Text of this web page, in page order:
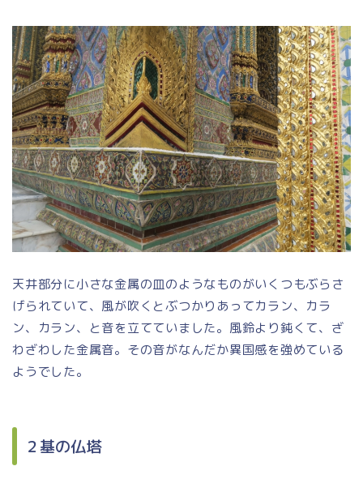
天井部分に小さな金属の皿のようなものがいくつもぶらさ
げられていて、風が吹くとぶつかりあってカラン、カラ
ン、カラン、と音を立てていました。風鈴より鈍くて、ざ
わざわした金属音。その音がなんだか異国感を強めている
ようでした。
２基の仏塔